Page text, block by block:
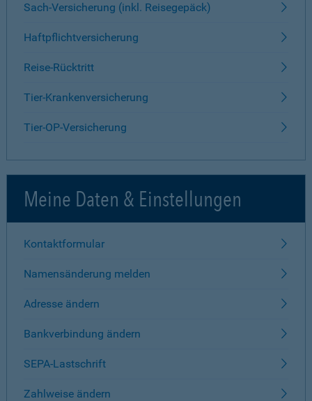
Sach-Versicherung (inkl. Reisegepäck)
Haftpflichtversicherung
Reise-Rücktritt
Tier-Krankenversicherung
Tier-OP-Versicherung
Meine Daten & Einstellungen
Kontaktformular
Namensänderung melden
Adresse ändern
Bankverbindung ändern
SEPA-Lastschrift
Zahlweise ändern